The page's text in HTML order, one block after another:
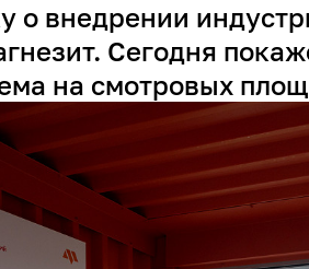
о внедрении
Сегодня
на смотровых